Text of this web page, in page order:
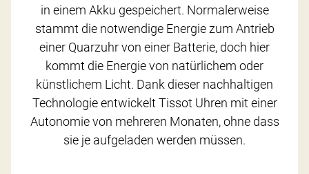
in einem Akku gespeichert. Normalerweise
stammt die notwendige Energie zum Antrieb
einer Quarzuhr von einer Batterie, doch hier
kommt die Energie von natürlichem oder
künstlichem Licht. Dank dieser nachhaltigen
Technologie entwickelt Tissot Uhren mit einer
Autonomie von mehreren Monaten, ohne dass
sie je aufgeladen werden müssen.